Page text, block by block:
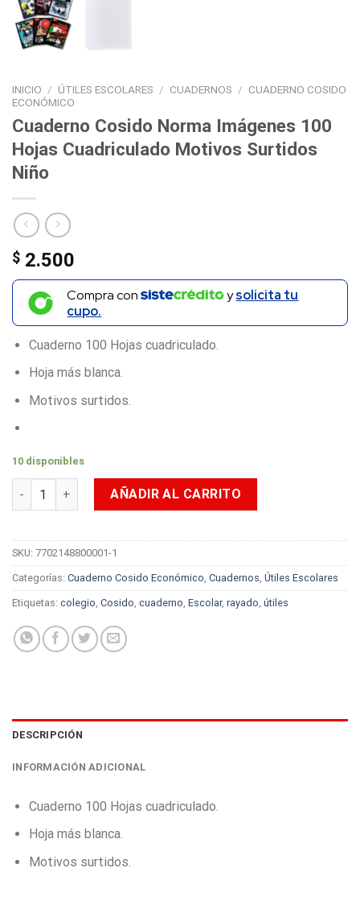
INICIO / ÚTILES ESCOLARES / CUADERNOS / CUADERNO COSIDO
ECONÓMICO
Cuaderno Cosido Norma Imágenes 100
Hojas Cuadriculado Motivos Surtidos
Niño
$ 2.500
Compra con ysolicita tu
cupo.
Cuaderno 100 Hojas cuadriculado.
Hoja más blanca.
Motivos surtidos.
10 disponibles
Cuaderno Cosido Norma Imágenes 100 Hojas Cuadriculado
AÑADIR AL CARRITO
SKU: 7702148800001-1
Categorías: Cuaderno Cosido Económico Cuadernos Útiles Escolares
Etiquetas: colegio Cosido cuaderno Escolar, rayado útiles
DESCRIPCIÓN
INFORMACIÓN ADICIONAL
Cuaderno 100 Hojas cuadriculado.
Hoja más blanca.
Motivos surtidos.